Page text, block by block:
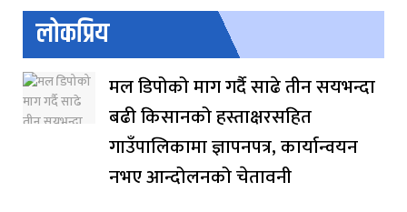
लोकप्रिय
मल डिपोको माग गर्दै साढे तीन सयभन्दा
बढी किसानको हस्ताक्षरसहित
गाउँपालिकामा ज्ञापनपत्र, कार्यान्वयन
नभए आन्दोलनको चेतावनी